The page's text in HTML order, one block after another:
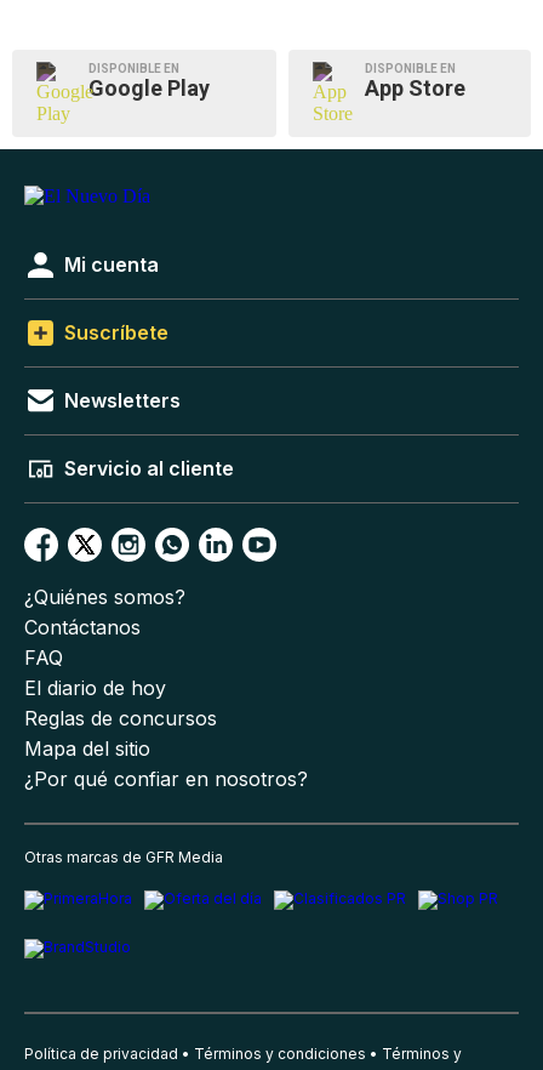
DISPONIBLE EN
Google Play
DISPONIBLE EN
App Store
Mi cuenta
Suscríbete
Newsletters
Servicio al cliente
¿Quiénes somos?
Contáctanos
FAQ
El diario de hoy
Reglas de concursos
Mapa del sitio
¿Por qué confiar en nosotros?
Otras marcas de GFR Media
Política de privacidad Términos y condiciones Términos y